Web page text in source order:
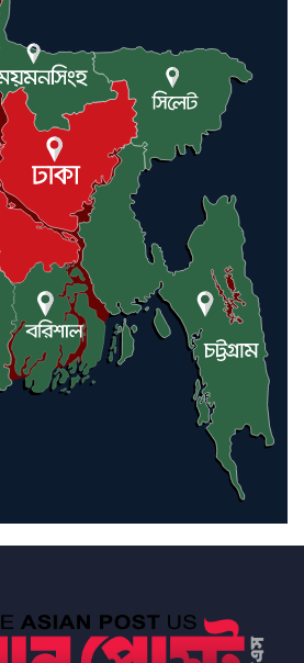
যুক্তরাষ্ট্র ও ইসরায়েল বাদে হরমুজ
প্রণালি সবার জন্য উন্মুক্ত: আরাকচি
এবার চীনের দ্বারস্থ হলেন ডোনাল্ড
ট্রাম্প
ইরানে কঠোর হামলা অব্যাহত রাখতে
ট্রাম্পকে আহ্বান সৌদি আরবের
ইরাকসহ মধ্যপ্রাচ্যে ২৪ হামলা চালাল
ইরানপন্থি গোষ্ঠী
হরমুজ প্রণালী সুরক্ষায় মিত্ররা সাহায্য
না করলে ন্যাটোর ভবিষ্যৎ খারাপ